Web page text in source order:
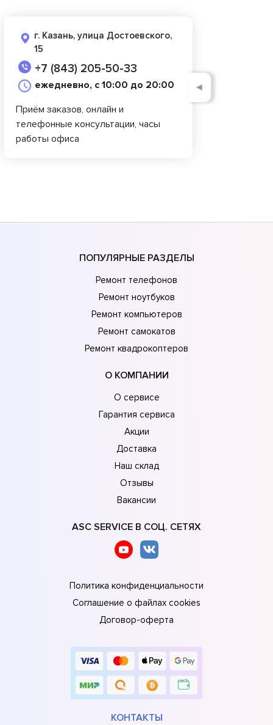
г. Казань, улица Достоевского,
15
+7 (843) 205-50-33
ежедневно, с 10:00 до 20:00
Приём заказов, онлайн и
телефонные консультации, часы
работы офиса
◄
ПОПУЛЯРНЫЕ РАЗДЕЛЫ
Ремонт телефонов
Ремонт ноутбуков
Ремонт компьютеров
Ремонт самокатов
Ремонт квадрокоптеров
О КОМПАНИИ
О сервисе
Гарантия сервиса
Акции
Доставка
Наш склад
Отзывы
Вакансии
ASC SERVICE В СОЦ. СЕТЯХ
Политика конфиденциальности
Соглашение о файлах cookies
Договор-оферта
КОНТАКТЫ